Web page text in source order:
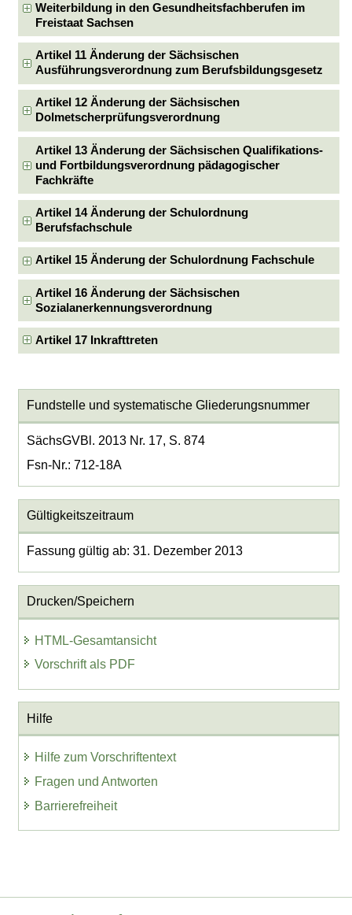
Weiterbildung in den Gesundheitsfachberufen im
Freistaat Sachsen
Artikel 11 Änderung der Sächsischen
Ausführungsverordnung zum Berufsbildungsgesetz
Artikel 12 Änderung der Sächsischen
Dolmetscherprüfungsverordnung
Artikel 13 Änderung der Sächsischen Qualifikations-
und Fortbildungsverordnung pädagogischer
Fachkräfte
Artikel 14 Änderung der Schulordnung
Berufsfachschule
Artikel 15 Änderung der Schulordnung Fachschule
Artikel 16 Änderung der Sächsischen
Sozialanerkennungsverordnung
Artikel 17 Inkrafttreten
Fundstelle und systematische Gliederungsnummer
SächsGVBl. 2013 Nr. 17, S. 874
Fsn-Nr.: 712-18A
Gültigkeitszeitraum
Fassung gültig ab: 31. Dezember 2013
Drucken/Speichern
HTML-Gesamtansicht
Vorschrift als PDF
Hilfe
Hilfe zum Vorschriftentext
Fragen und Antworten
Barrierefreiheit